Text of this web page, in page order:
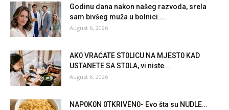
Godinu dana nakon našeg razvoda, srela
sam bivšeg muža u bolnici....
August 6, 2026
AK0 VRAĆATE ST0LlCU NA MJEST0 KAD
USTANETE SA ST0LA, vi niste...
August 6, 2026
NAP0K0N 0TKRlVEN0- Evo šta su NUDLE…